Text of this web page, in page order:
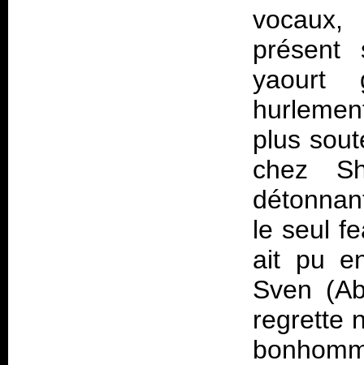
présent
yaourt
plus
chez
le seul
ait pu
Sven
regrette